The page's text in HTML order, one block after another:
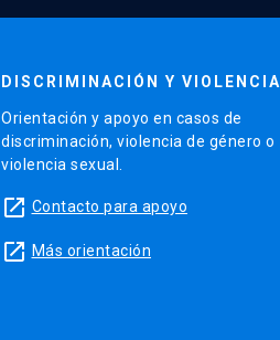
DISCRIMINACIÓN Y VIOLENCIA
Orientación y apoyo en casos de
discriminación, violencia de género o
violencia sexual.
launch Contacto para apoyo
launch Más orientación